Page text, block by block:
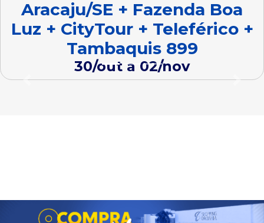
Aracaju/SE + Fazenda Boa
Luz + CityTour + Teleférico +
Tambaquis 899
30/out a 02/nov